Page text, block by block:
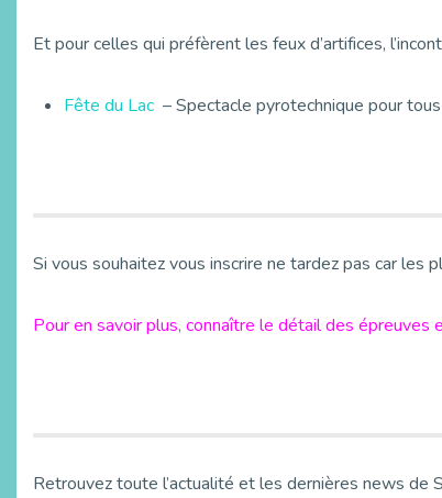
Et pour celles qui préfèrent les feux d’artifices,
Fête du Lac – Spectacle pyrotechnique pour
Si vous souhaitez vous inscrire ne tardez pas car les
Pour en savoir plus, connaître le détail des épreuves
Retrouvez toute l’actualité et les dernières news de